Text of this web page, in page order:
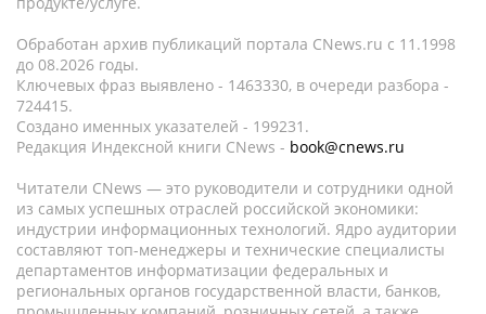
Обработан архив публикаций портала CNews.ru c 11.1998
до 08.2026 годы.
Ключевых фраз выявлено - 1463330, в очереди разбора -
724415.
Создано именных указателей - 199231.
Редакция Индексной книги CNews - book@cnews.ru
Читатели CNews — это руководители и сотрудники одной
из самых успешных отраслей российской экономики:
индустрии информационных технологий. Ядро аудитории
составляют топ-менеджеры и технические специалисты
департаментов информатизации федеральных и
региональных органов государственной власти, банков,